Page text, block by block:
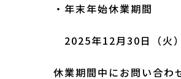
・年末年始休業期間
2025年12月30日（火
休業期間中にお問い合わ